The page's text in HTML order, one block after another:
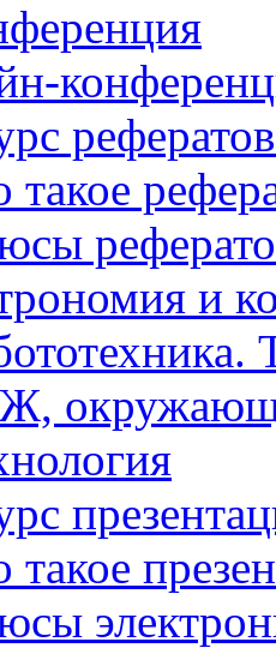
такое
и
такое